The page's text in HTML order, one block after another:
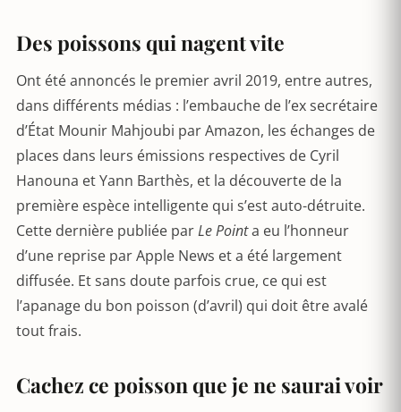
Des poissons qui nagent vite
Ont été annoncés le premier avril 2019, entre autres,
dans différents médias : l’embauche de l’ex secrétaire
d’État Mounir Mahjoubi par Amazon, les échanges de
places dans leurs émissions respectives de Cyril
Hanouna et Yann Barthès, et la découverte de la
première espèce intelligente qui s’est auto-détruite.
Cette dernière publiée parLe Pointa eu l’honneur
d’une reprise par Apple News et a été largement
diffusée. Et sans doute parfois crue, ce qui est
l’apanage du bon poisson (d’avril) qui doit être avalé
tout frais.
Cachez ce poisson que je ne saurai voir